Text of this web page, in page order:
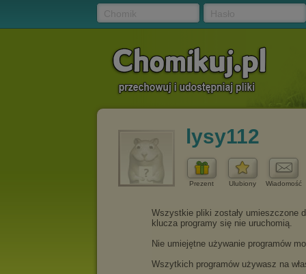
lysy112
Prezent Ulubiony Wiadomość